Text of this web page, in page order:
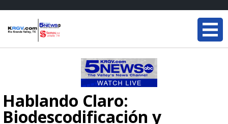
Hablando Claro:
Biodescodificación y